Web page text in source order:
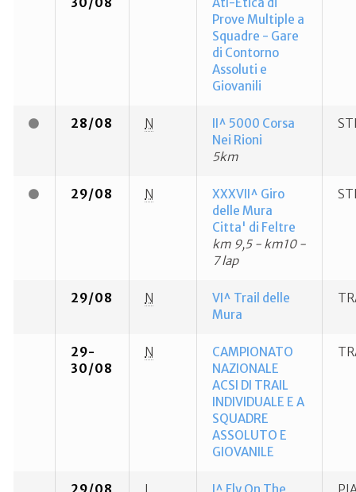
Prove Multiple a
Squadre - Gare
di Contorno
Assoluti e
Giovanili
28/08 N
II^ 5000 Corsa
Nei Rioni
5km
29/08 N
XXXVII^ Giro
delle Mura
Citta' di Feltre
km 9,5 - km10 -
7 lap
29/08 N
VI^ Trail delle
Mura
29-
30/08
N
CAMPIONATO
NAZIONALE
ACSI DI TRAIL
INDIVIDUALE E A
SQUADRE
ASSOLUTO E
GIOVANILE